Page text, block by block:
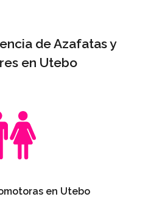
de Azafatas y
en Utebo
en Utebo